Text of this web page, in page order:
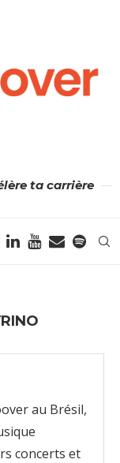
ta carrière
au Brésil,
concerts et